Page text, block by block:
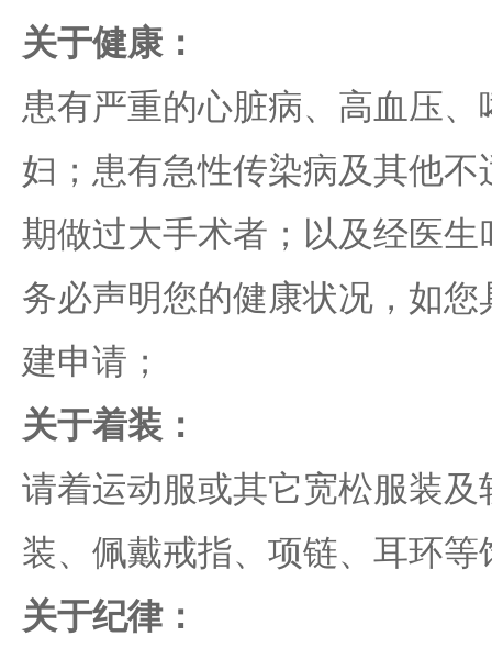
关于健康：
患有严重的心脏病、高血压
妇；患有急性传染病及其他
期做过大手术者；以及经医
务必声明您的健康状况，如
建申请；
关于着装：
请着运动服或其它宽松服装
装、佩戴戒指、项链、耳环等
关于纪律：